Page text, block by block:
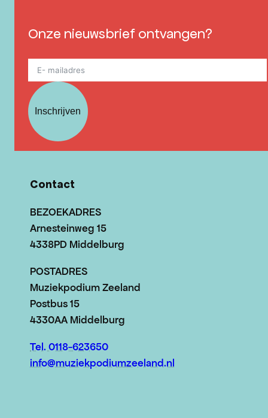
Onze nieuwsbrief ontvangen?
Inschrijven
Contact
BEZOEKADRES
Arnesteinweg 15
4338PD Middelburg
POSTADRES
Muziekpodium Zeeland
Postbus 15
4330AA Middelburg
Tel. 0118-623650
info@muziekpodiumzeeland.nl